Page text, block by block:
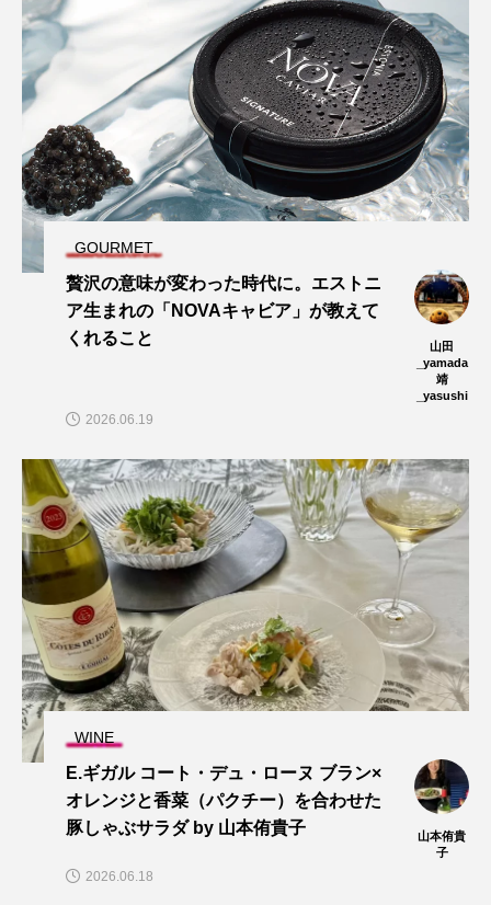
GOURMET
贅沢の意味が変わった時代に。エストニ
ア生まれの「NOVAキャビア」が教えて
くれること
山田
_yamada
靖
_yasushi
2026.06.19
WINE
E.ギガル コート・デュ・ローヌ ブラン×
オレンジと香菜（パクチー）を合わせた
豚しゃぶサラダ by 山本侑貴子
山本侑貴
子
2026.06.18